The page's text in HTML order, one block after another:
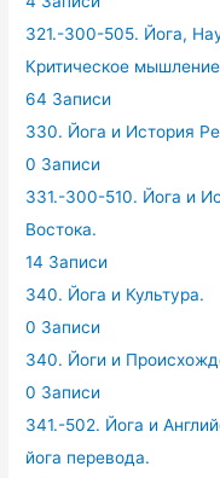
321.-300-505. Йога,
Критическое
64 Записи
330. Йога и История
0 Записи
331.-300-510. Йога и
Востока.
14 Записи
340. Йога и Культура.
0 Записи
340. Йоги и
0 Записи
341.-502. Йога и
йога перевода.